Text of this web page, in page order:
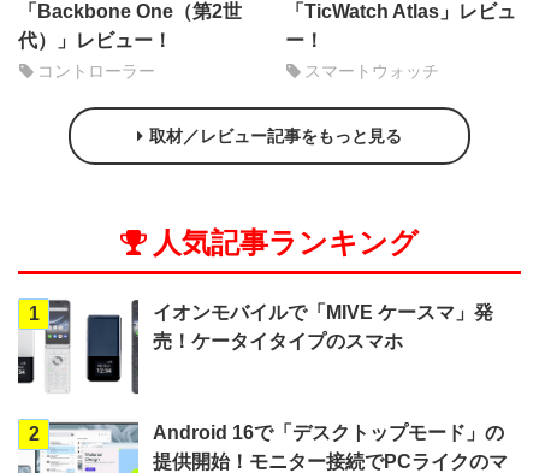
「Backbone One（第2世
代）」レビュー！
コントローラー
「TicWatch Atlas」レビュ
ー！
スマートウォッチ
取材／レビュー記事をもっと見る
人気記事ランキング
1
イオンモバイルで「MIVE ケースマ」発
売！ケータイタイプのスマホ
2
Android 16で「デスクトップモード」の
提供開始！モニター接続でPCライクのマ